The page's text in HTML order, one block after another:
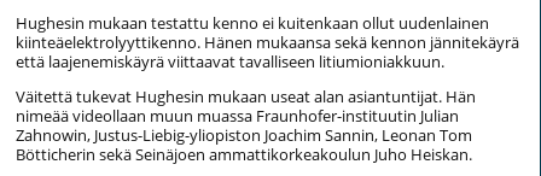
Hughesin mukaan testattu kenno ei kuitenkaan ollut uudenlainen
kiinteäelektrolyyttikenno. Hänen mukaansa sekä kennon jännitekäyrä
että laajenemiskäyrä viittaavat tavalliseen litiumioniakkuun.
Väitettä tukevat Hughesin mukaan useat alan asiantuntijat. Hän
nimeää videollaan muun muassa Fraunhofer-instituutin Julian
Zahnowin, Justus-Liebig-yliopiston Joachim Sannin, Leonan Tom
Bötticherin sekä Seinäjoen ammattikorkeakoulun Juho Heiskan.